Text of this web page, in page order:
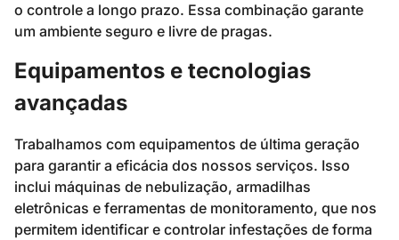
o controle a longo prazo. Essa combinação garante
um ambiente seguro e livre de pragas.
Equipamentos e tecnologias
avançadas
Trabalhamos com equipamentos de última geração
para garantir a eficácia dos nossos serviços. Isso
inclui máquinas de nebulização, armadilhas
eletrônicas e ferramentas de monitoramento, que nos
permitem identificar e controlar infestações de forma